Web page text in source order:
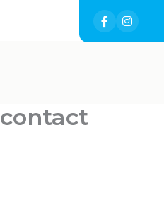
contact